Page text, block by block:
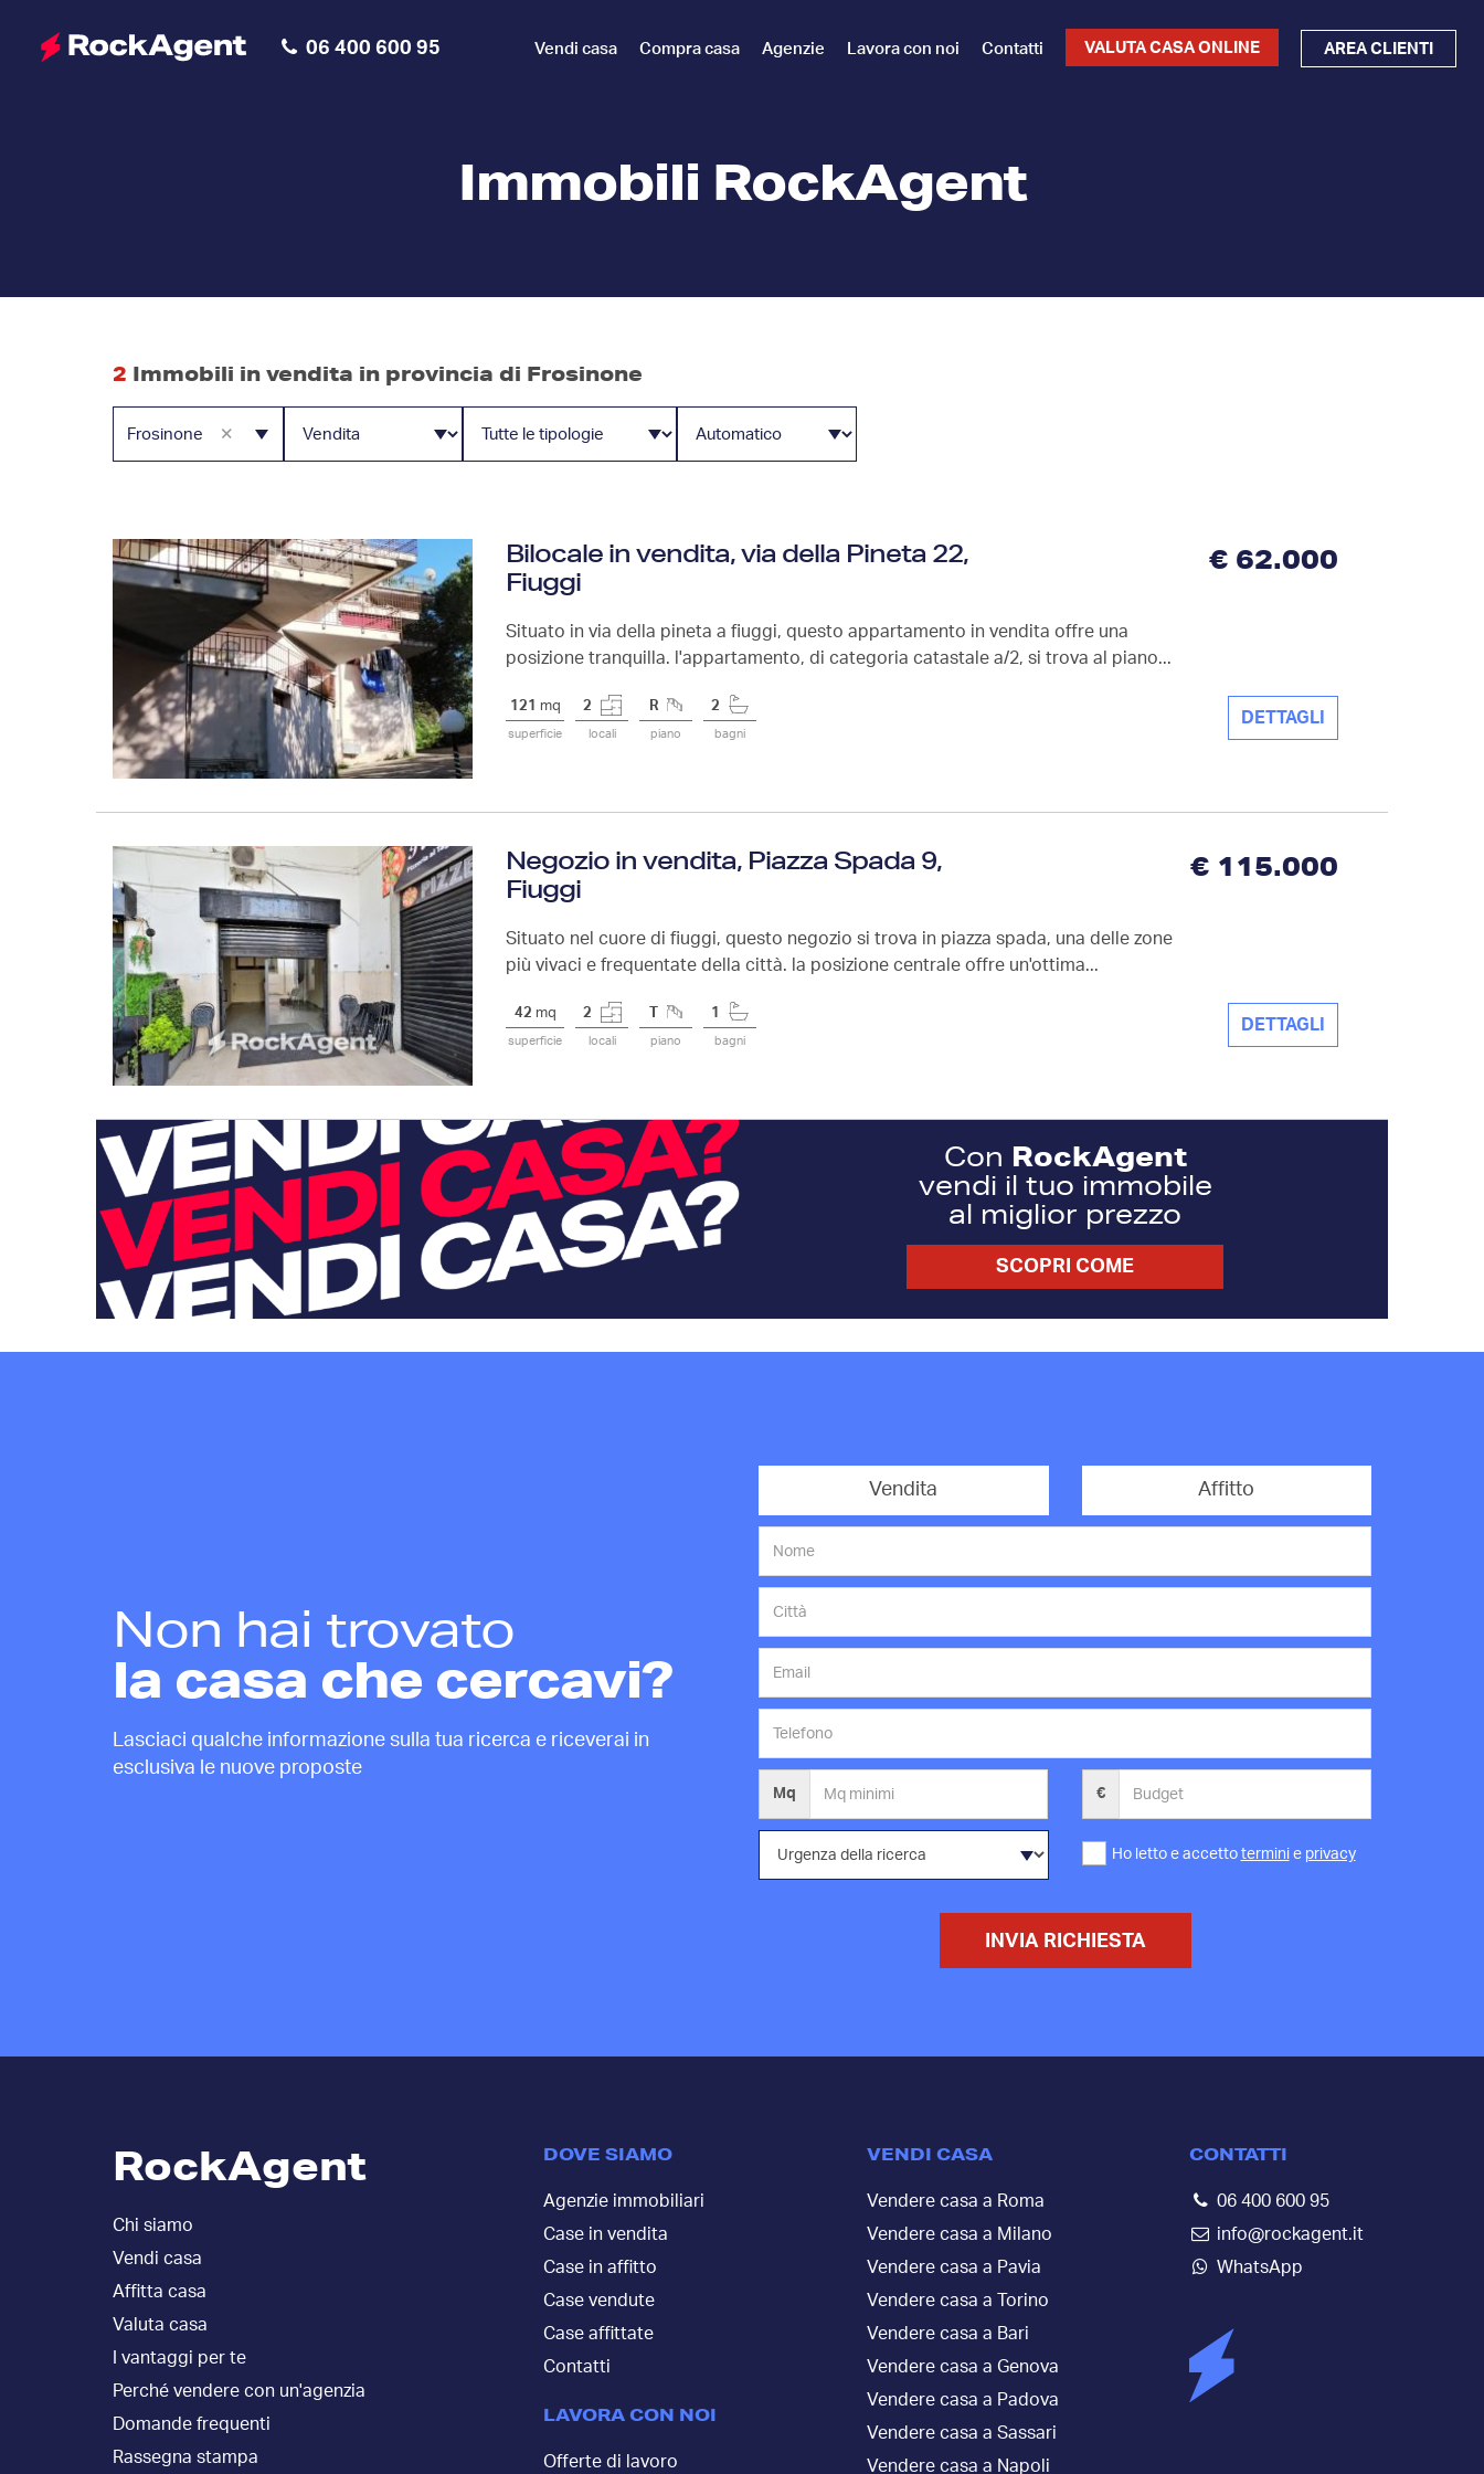
06 400 600 95 Vendi casa Compra casa Agenzie Lavora con noi Contatti VALUTA CASA ONLINE AREA CLIENTI
Immobili RockAgent
2 Immobili in vendita in provincia di Frosinone
×
Frosinone
Bilocale in vendita, via della Pineta 22,
Fiuggi
€ 62.000
Situato in via della pineta a fiuggi, questo appartamento in vendita offre una
posizione tranquilla. l'appartamento, di categoria catastale a/2, si trova al piano...
121 mq
superficie
2
locali
R
piano
2
bagni
DETTAGLI
Negozio in vendita, Piazza Spada 9,
Fiuggi
€ 115.000
Situato nel cuore di fiuggi, questo negozio si trova in piazza spada, una delle zone
più vivaci e frequentate della città. la posizione centrale offre un'ottima...
42 mq
superficie
2
locali piano
1
bagni
DETTAGLI
Con RockAgent
vendi il tuo immobile
al miglior prezzo
SCOPRI COME
Non hai trovato
la casa che cercavi?
Lasciaci qualche informazione sulla tua ricerca e riceverai in
esclusiva le nuove proposte
Vendita Affitto
Mq €
Ho letto e accetto terminie privacy
INVIA RICHIESTA
RockAgent
Chi siamo
Vendi casa
Affitta casa
Valuta casa
I vantaggi per te
Perché vendere con un'agenzia
Domande frequenti
Rassegna stampa
DOVE SIAMO
Agenzie immobiliari
Case in vendita
Case in affitto
Case vendute
Case affittate
Contatti
LAVORA CON NOI
Offerte di lavoro
VENDI CASA
Vendere casa a Roma
Vendere casa a Milano
Vendere casa a Pavia
Vendere casa a Torino
Vendere casa a Bari
Vendere casa a Genova
Vendere casa a Padova
Vendere casa a Sassari
Vendere casa a Napoli
CONTATTI
06 400 600 95
info@rockagent.it
WhatsApp